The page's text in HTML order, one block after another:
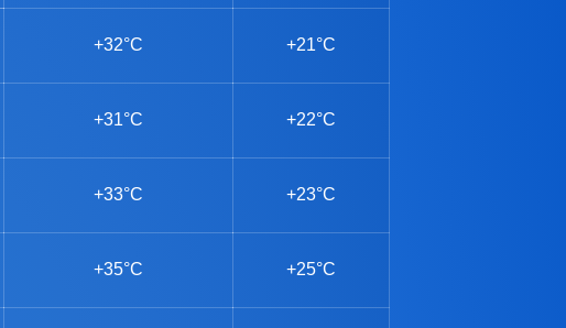
+32°C +21°C
+31°C +22°C
+33°C +23°C
+35°C +25°C